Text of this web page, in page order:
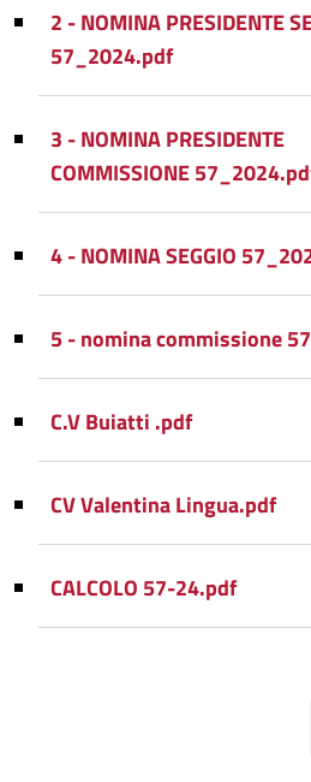
2 - NOMINA PRESIDENTE
57_2024.pdf
3 - NOMINA PRESIDENTE
COMMISSIONE
4 - NOMINA SEGGIO
5 - nomina commissione
C.V Buiatti .pdf
CV Valentina Lingua.pdf
CALCOLO 57-24.pdf